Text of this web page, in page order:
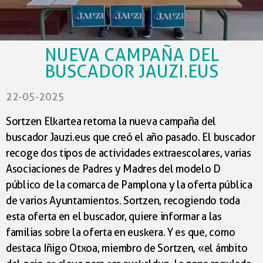
Para terminar, queremos hacer un llamamiento a
favor de la enseñanza en euskera atodas las
familias con niñes en edad de escolarización. La
opción del euskera nos enriquece, sin duda, porque
nos abre posibilidades para dar pasos hacia el
plurilingüismo. Junto a ello, el euskera es la opción
para abrir las puertas a la diversidad, a la convivencia
y al futuro.
METODOLOGÍA UNIFICADA QUE PONGA LA ORALIDAD
EN EL EJE
2. ORIENTACIÓN A LAS FAMILIAS PARA UNA
TRANSMISIÓN LINGÜÍSTICA EFICAZ
3. POLÍTICA DE OCIO Y OFERTA DE ACTIVIDADES
EXTRAESCOLARES
4. COMEDOR Y PATIO DEL MEDIODÍA
5. CUIDADO DE LA INMERSIÓN Y EL MANTENIMIENTO
EN LOS DIFERENTES ESPACIOS DE LA COMUNIDAD
EDUCATIVA
6. TRANSMISIÓN, PRESTIGIO Y ADHESIÓN DE LA
CULTURA EUSKALDÚN
NUEVA CAMPAÑA DEL
BUSCADOR JAUZI.EUS
22-05-2025
Sortzen Elkartea retoma la nueva campaña del
buscador Jauzi.eus que creó el año pasado. El buscador
recoge dos tipos de actividades extraescolares, varias
Asociaciones de Padres y Madres del modelo D
público de la comarca de Pamplona y la oferta pública
de varios Ayuntamientos. Sortzen, recogiendo toda
esta oferta en el buscador, quiere informar a las
familias sobre la oferta en euskera. Y es que, como
destaca Iñigo Otxoa, miembro de Sortzen, «el ámbito